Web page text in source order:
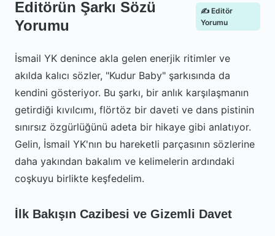
Editörün Şarkı Sözü
Yorumu
✍️ Editör
Yorumu
İsmail YK denince akla gelen enerjik ritimler ve
akılda kalıcı sözler, "Kudur Baby" şarkısında da
kendini gösteriyor. Bu şarkı, bir anlık karşılaşmanın
getirdiği kıvılcımı, flörtöz bir daveti ve dans pistinin
sınırsız özgürlüğünü adeta bir hikaye gibi anlatıyor.
Gelin, İsmail YK'nın bu hareketli parçasının sözlerine
daha yakından bakalım ve kelimelerin ardındaki
coşkuyu birlikte keşfedelim.
İlk Bakışın Cazibesi ve Gizemli Davet